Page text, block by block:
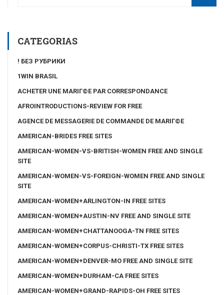
CATEGORIAS
! БЕЗ РУБРИКИ
1WIN BRASIL
ACHETER UNE MARIГ©E PAR CORRESPONDANCE
AFROINTRODUCTIONS-REVIEW FOR FREE
AGENCE DE MESSAGERIE DE COMMANDE DE MARIГ©E
AMERICAN-BRIDES FREE SITES
AMERICAN-WOMEN-VS-BRITISH-WOMEN FREE AND SINGLE
SITE
AMERICAN-WOMEN-VS-FOREIGN-WOMEN FREE AND SINGLE
SITE
AMERICAN-WOMEN+ARLINGTON-IN FREE SITES
AMERICAN-WOMEN+AUSTIN-NV FREE AND SINGLE SITE
AMERICAN-WOMEN+CHATTANOOGA-TN FREE SITES
AMERICAN-WOMEN+CORPUS-CHRISTI-TX FREE SITES
AMERICAN-WOMEN+DENVER-MO FREE AND SINGLE SITE
AMERICAN-WOMEN+DURHAM-CA FREE SITES
AMERICAN-WOMEN+GRAND-RAPIDS-OH FREE SITES